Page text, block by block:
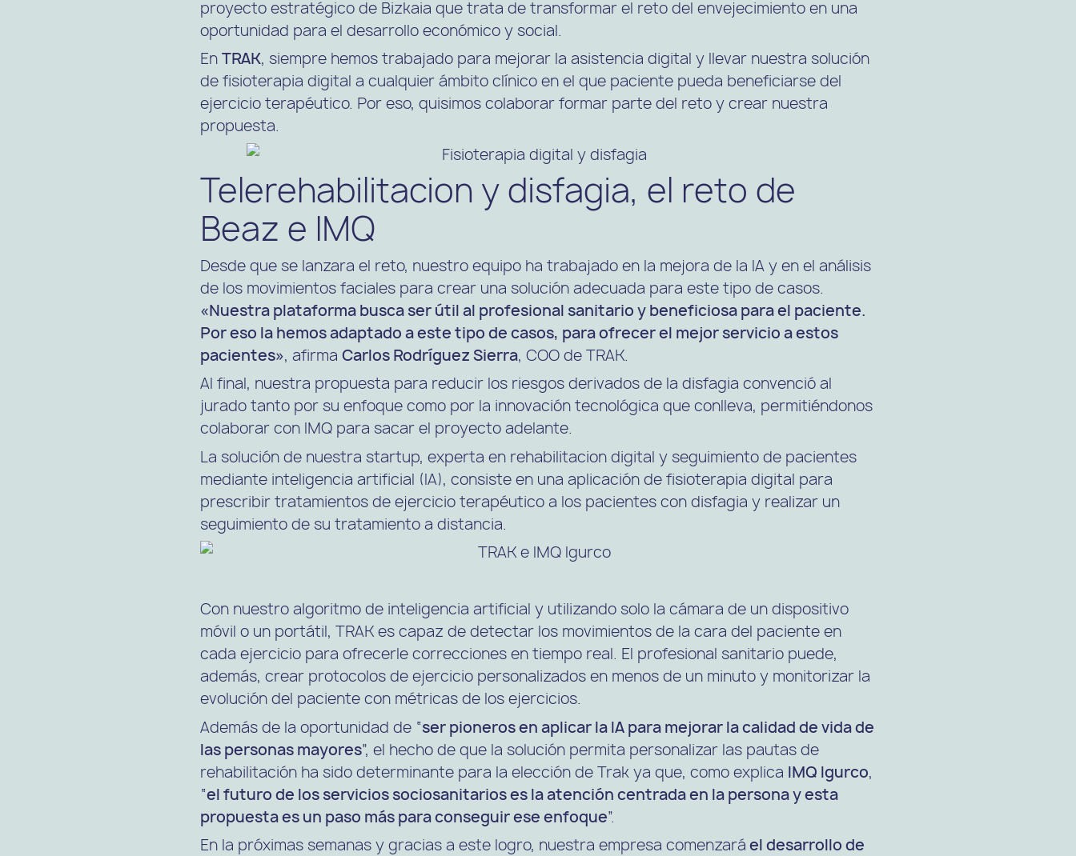
proyecto estratégico de Bizkaia que trata de transformar el reto del envejecimiento en una
oportunidad para el desarrollo económico y social.
EnTRAK, siempre hemos trabajado para mejorar la asistencia digital y llevar nuestra solución
defisioterapia digital a cualquier ámbito clínico en el que paciente pueda beneficiarse del
ejercicio terapéutico. Por eso, quisimos colaborar formar parte del reto y crear nuestra
propuesta.
Telerehabilitacion y disfagia, el reto de
Beaz e IMQ
Desde que se lanzara el reto, nuestro equipo ha trabajado en la mejora de la IA y en el análisis
de los movimientos faciales para crear una solución adecuada para este tipo de casos.
«Nuestra plataforma busca ser útil al profesional sanitario y beneficiosa para el paciente.
Por eso la hemos adaptado a este tipo de casos, para ofrecer el mejor servicio a estos
pacientes», afirmaCarlos Rodríguez Sierra, COO de TRAK.
Al final, nuestra propuesta para reducir los riesgos derivados de la disfagia convenció al
jurado tanto por su enfoque como por la innovación tecnológica que conlleva, permitiéndonos
colaborar con IMQ para sacar el proyecto adelante.
La solución de nuestra startup, experta en rehabilitacion digital y seguimiento de pacientes
mediante inteligencia artificial (IA), consiste en una aplicación de fisioterapia digital para
prescribir tratamientos de ejercicio terapéutico a los pacientes con disfagia y realizar un
seguimiento de su tratamiento a distancia.
Con nuestro algoritmo de inteligencia artificial y utilizando solo la cámara de un dispositivo
móvil o un portátil, TRAK es capaz de detectar los movimientos de la cara del paciente en
cada ejercicio para ofrecerle correcciones en tiempo real. El profesional sanitario puede,
además, crear protocolos de ejercicio personalizados en menos de un minuto y monitorizar la
evolución del paciente con métricas de los ejercicios.
Además de la oportunidad de “ser pioneros en aplicar la IA para mejorar la calidad de vida de
las personas mayores”, el hecho de que la solución permita personalizar las pautas de
rehabilitación ha sido determinante para la elección de Trak ya que, como explica IMQ Igurco,
“el futuro de los servicios sociosanitarios es la atención centrada en la persona y esta
propuesta es un paso más para conseguir ese enfoque”.
En la próximas semanas y gracias a este logro, nuestra empresa comenzaráel desarrollo de